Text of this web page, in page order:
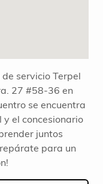
servicio Terpel
27 #58-36 en
se encuentra
el concesionario
juntos
para un